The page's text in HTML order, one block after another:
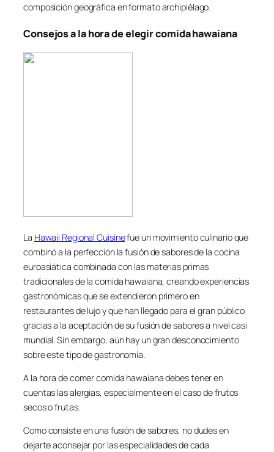
composición geográfica en formato archipiélago.
Consejos a la hora de elegir comida hawaiana
La Hawaii Regional Cuisinefue un movimiento culinario que
combinó a la perfección la fusión de sabores de la cocina
euroasiática combinada con las materias primas
tradicionales de la comida hawaiana, creando experiencias
gastronómicas que se extendieron primero en
restaurantes de lujo y que han llegado para el gran público
gracias a la aceptación de su fusión de sabores a nivel casi
mundial. Sin embargo, aún hay un gran desconocimiento
sobre este tipo de gastronomía.
A la hora de comer comida hawaiana debes tener en
cuentas las alergias, especialmente en el caso de frutos
secos o frutas.
Como consiste en una fusión de sabores, no dudes en
dejarte aconsejar por las especialidades de cada